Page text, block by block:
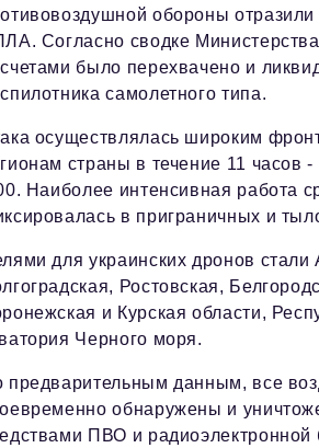
обороны отразили
Согласно сводке
было перехвачено и
самолетного типа.
осуществлялась широким
страны в течение 11 часов
Наиболее интенсивная работа
в приграничных и
для украинских дронов стали
Ростовская,
и Курская области,
Черного моря.
предварительным данным, все
обнаружены и
ПВО и